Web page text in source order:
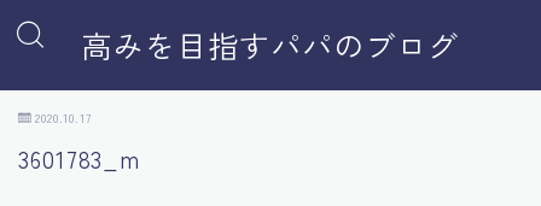
高みを目指すパパのブログ
2020.10.17
3601783_m